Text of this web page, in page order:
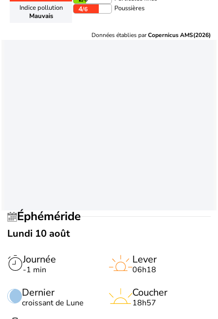
Indice pollution
Mauvais
4/6 Poussières
Données établies parCopernicus AMS(2026)
Éphéméride
Lundi 10 août
Journée
-1 min
Dernier
croissant de Lune
Lever
06h18
Coucher
18h57